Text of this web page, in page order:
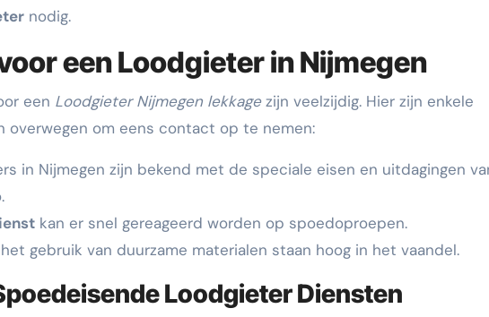
nodig.
een Loodgieter in Nijmegen
een Loodgieter Nijmegen lekkagezijn veelzijdig. Hier zijn enkele
overwegen om eens contact op te nemen:
in Nijmegen zijn bekend met de speciale eisen en uitdagingen
kan er snel gereageerd worden op spoedoproepen.
gebruik van duurzame materialen staan hoog in het vaandel.
Loodgieter Diensten